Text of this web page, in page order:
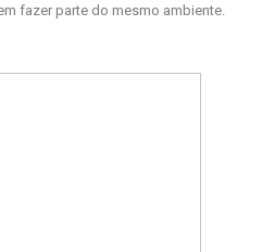
fazer parte do mesmo ambiente.